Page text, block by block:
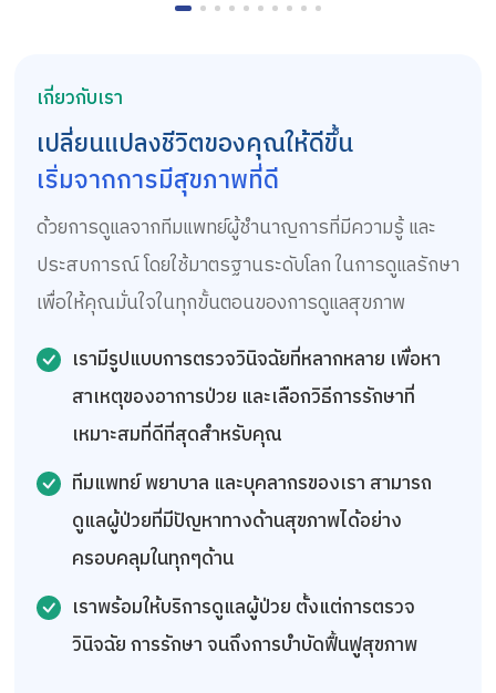
เกี่ยวกับเรา
เปลี่ยนแปลงชีวิตของคุณให้ดีขึ้น
เริ่มจากการมีสุขภาพที่ดี
ด้วยการดูแลจากทีมแพทย์ผู้ชำนาญการที่มีความรู้ และ
ประสบการณ์ โดยใช้มาตรฐานระดับโลก ในการดูแลรักษา
เพื่อให้คุณมั่นใจในทุกขั้นตอนของการดูแลสุขภาพ
เรามีรูปแบบการตรวจวินิจฉัยที่หลากหลาย เพื่อหา
สาเหตุของอาการป่วย และเลือกวิธีการรักษาที่
เหมาะสมที่ดีที่สุดสำหรับคุณ
ทีมแพทย์ พยาบาล และบุคลากรของเรา สามารถ
ดูแลผู้ป่วยที่มีปัญหาทางด้านสุขภาพได้อย่าง
ครอบคลุมในทุกๆด้าน
เราพร้อมให้บริการดูแลผู้ป่วย ตั้งแต่การตรวจ
วินิจฉัย การรักษา จนถึงการบำบัดฟื้นฟูสุขภาพ